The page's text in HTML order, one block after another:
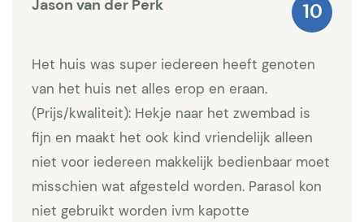
Eerste slaapkamer met tweepersoonsbed (160 x 200)
en individuele airco
Tweede slaapkamer met tweepersoonsbed (160 x
200) en individuele airco
Derde kamer met stapelbed (90 x 200) en individuele
airco
Jason van der Perk 10
Het huis was super iedereen heeft genoten
van het huis net alles erop en eraan.
(Prijs/kwaliteit): Hekje naar het zwembad is
fijn en maakt het ook kind vriendelijk alleen
niet voor iedereen makkelijk bedienbaar moet
misschien wat afgesteld worden. Parasol kon
niet gebruikt worden ivm kapotte